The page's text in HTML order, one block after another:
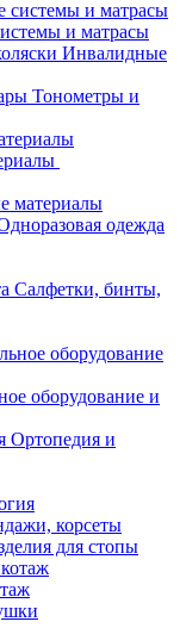
и матрасы
Инвалидные
Тонометры и
материалы
одежда
Салфетки, бинты,
оборудование и
Ортопедия и
корсеты
для стопы